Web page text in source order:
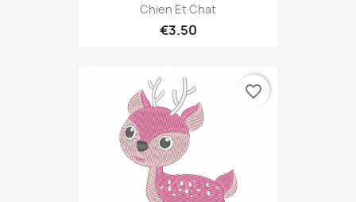
Chien Et Chat
€3.50
favorite_border